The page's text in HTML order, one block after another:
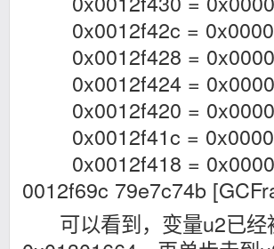
0x0012f42c =
0x0012f428 =
0x0012f424 =
0x0012f420 =
0x0012f41c =
0x0012f418 =
0012f69c 79e7c74b
可以看到，变量u2已经